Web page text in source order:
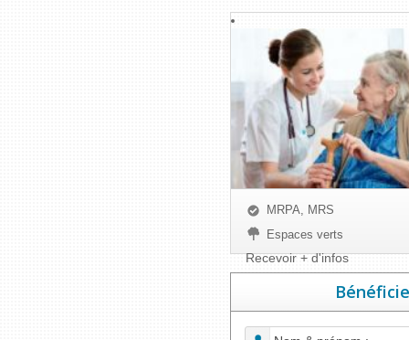
MRPA, MRS
Espaces verts
Recevoir + d'infos